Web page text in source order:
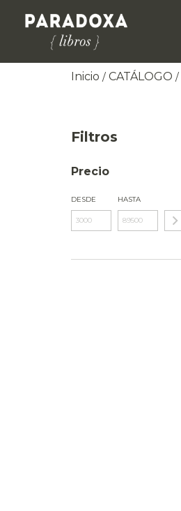
Inicio / CATÁLOGO /
Filtros
Precio
DESDE HASTA